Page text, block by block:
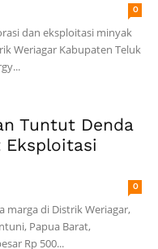
0
dan eksploitasi minyak
Weriagar Kabupaten Teluk
Tuntut Denda
0
marga di Distrik Weriagar,
Papua Barat,
Rp 500...